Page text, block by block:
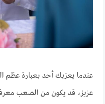
عندما يعزيك أحد بعبارة
عزيز، قد يكون من الصعب